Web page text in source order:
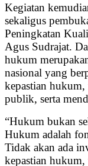
Kegiatan
sekaligus
Peningkatan
Agus Sudrajat.
hukum
nasional yang
kepastian
publik, serta
“Hukum bukan
Hukum adalah
Tidak akan ada
kepastian